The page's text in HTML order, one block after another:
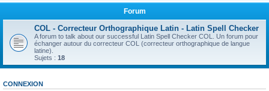
Forum
COL - Correcteur Orthographique Latin - Latin Spell Checker
A forum to talk about our successful Latin Spell Checker COL. Un forum pour
échanger autour du correcteur COL (correcteur orthographique de langue
latine).
Sujets : 18
CONNEXION